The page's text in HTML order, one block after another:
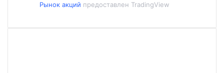
Рынок акций предоставлен TradingView